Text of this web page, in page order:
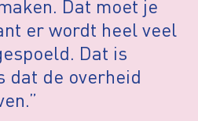
Dat moet je
er wordt heel veel
Dat is
dat de overheid